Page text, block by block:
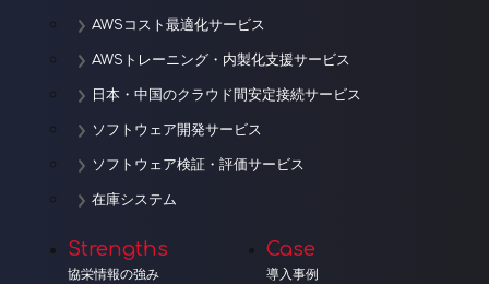
AWSコスト最適化サービス
AWSトレーニング・内製化支援サービス
日本・中国のクラウド間安定接続サービス
ソフトウェア開発サービス
ソフトウェア検証・評価サービス
在庫システム
Strengths
協栄情報の強み
Case
導入事例